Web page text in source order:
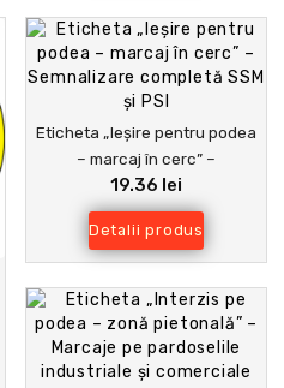
Eticheta „Ieșire pentru podea
– marcaj în cerc” –
Semnalizare completă SSM și
PSI
19.36 lei
Detalii produs